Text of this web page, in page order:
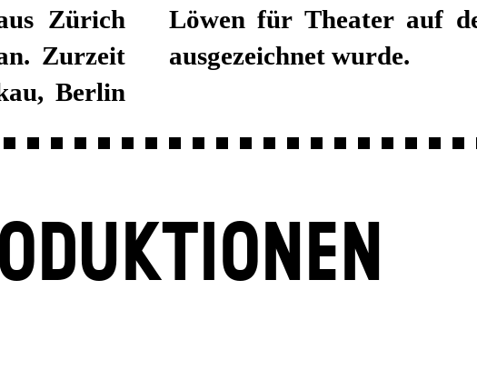
Zürich
Zurzeit
Berlin
Löwen für Theater auf
ausgezeichnet wurde.